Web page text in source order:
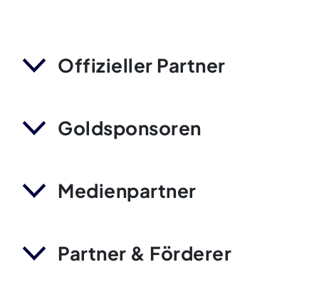
Offizieller Partner
Goldsponsoren
Medienpartner
Partner & Förderer